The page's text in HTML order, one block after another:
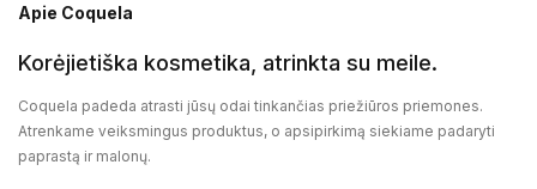
Apie Coquela
Korėjietiška kosmetika, atrinkta su meile.
Coquela padeda atrasti jūsų odai tinkančias priežiūros priemones.
Atrenkame veiksmingus produktus, o apsipirkimą siekiame padaryti
paprastą ir malonų.